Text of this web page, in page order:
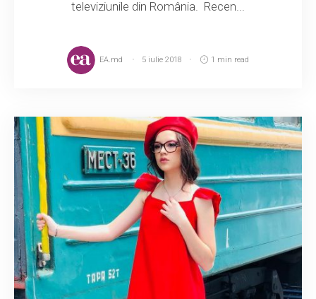
televiziunile din România. Recen...
EA.md 5 iulie 2018 1 min read